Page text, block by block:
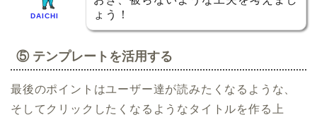
DAICHI
ょう！
⑤ テンプレートを活用する
最後のポイントはユーザー達が読みたくなるような、
そしてクリックしたくなるようなタイトルを作る上